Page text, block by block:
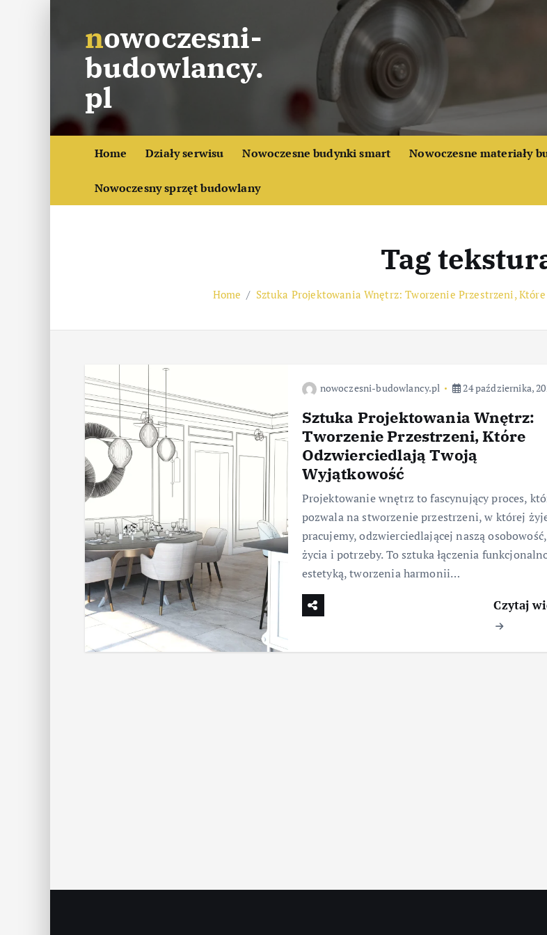
c
o
nowoczesni-
budowlancy.
pl
Home Działy serwisu Nowoczesne budynki smart Nowoczesne materiały
Nowoczesny sprzęt budowlany
Tag
Home Sztuka Projektowania Wnętrz: Tworzenie Przestrzeni,
nowoczesni-budowlancy.pl 24 października,
Sztuka Projektowania Wnętrz:
Tworzenie Przestrzeni, Które
Odzwierciedlają Twoją
Wyjątkowość
Projektowanie wnętrz to fascynujący proces,
pozwala na stworzenie przestrzeni, w której
pracujemy, odzwierciedlającej naszą
życia i potrzeby. To sztuka łączenia
estetyką, tworzenia harmonii…
Czytaj